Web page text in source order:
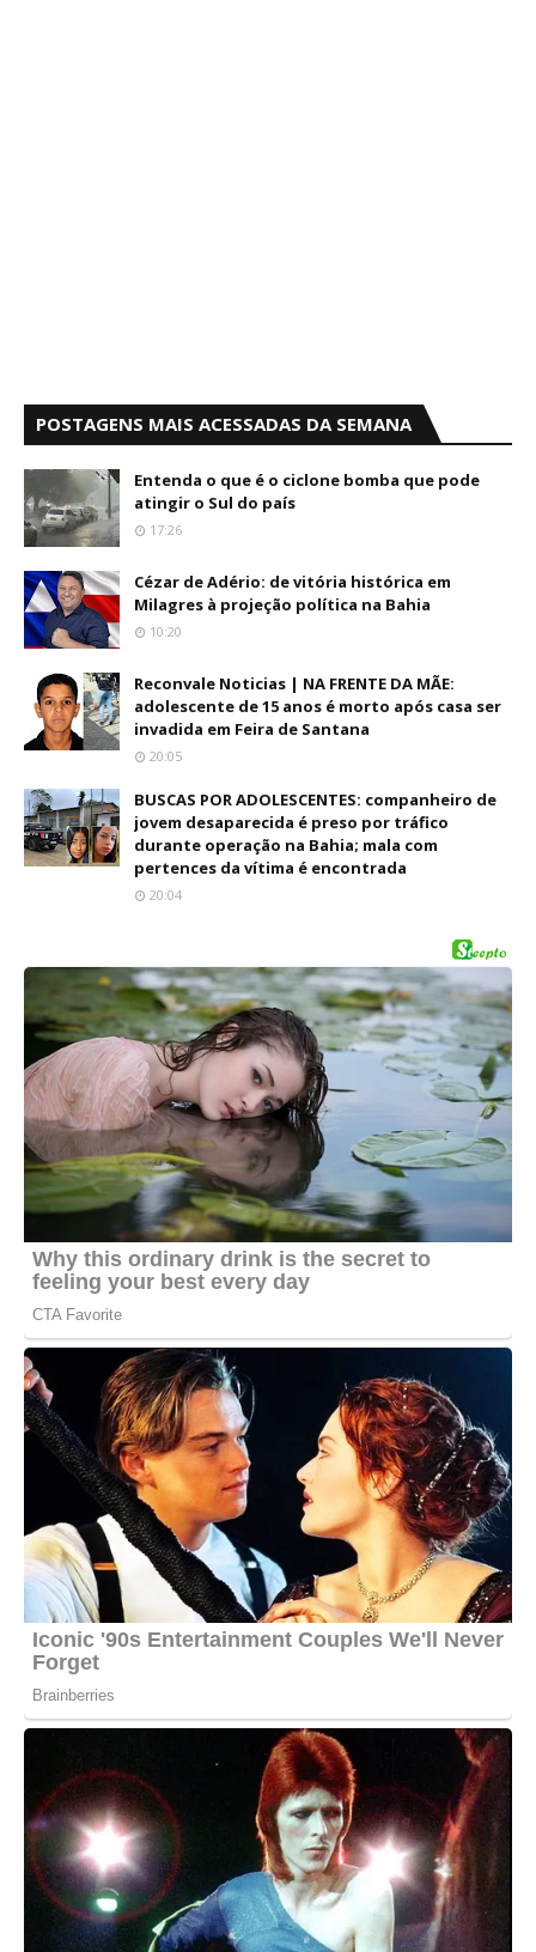
POSTAGENS MAIS ACESSADAS DA SEMANA
Entenda o que é o ciclone bomba que pode
atingir o Sul do país
17:26
Cézar de Adério: de vitória histórica em
Milagres à projeção política na Bahia
10:20
Reconvale Noticias | NA FRENTE DA MÃE:
adolescente de 15 anos é morto após casa ser
invadida em Feira de Santana
20:05
BUSCAS POR ADOLESCENTES: companheiro de
jovem desaparecida é preso por tráfico
durante operação na Bahia; mala com
pertences da vítima é encontrada
20:04